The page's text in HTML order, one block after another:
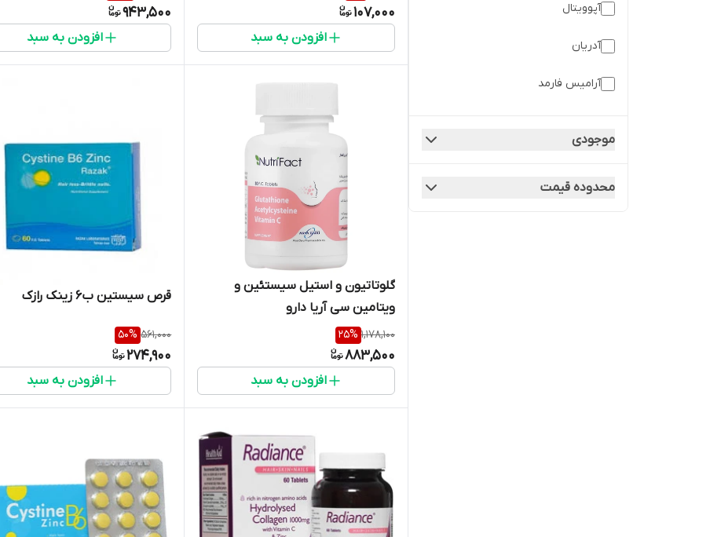
آپوویتال
آدریان
آرامیس فارمد
آرین سلامت سینا
موجودی
محدوده قیمت
107,000
افزودن به سبد
943,500
افزودن به سبد
گلوتاتیون و استیل سیستئین و
ویتامین سی آریا دارو
1,178,100
25%
883,500
افزودن به سبد
قرص سیستین ب6 زینک رازک
561,000
50%
274,900
افزودن به سبد